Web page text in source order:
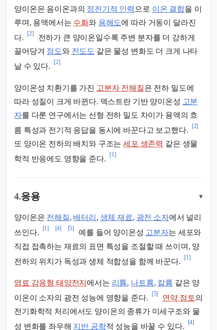
양이온은 음이온과의 정전기적 인력 으로 이온 결합을 이
루며, 용액에서는 수화와 용해도에 따라 거동이 달라진
다.
[2]
전하가 큰 양이온일수록 주변 분자를 더 강하게
끌어당겨 점도와 전도도 같은 물성 변화도 더 크게 나타
날 수 있다.
[2]
양이온성 치환기를 가진 고분자 전해질은 전하 밀도에
따라 성질이 크게 바뀐다. 덱스트란 기반 양이온성 고분
자를 다룬 연구에서는 선형 전하 밀도 차이가 용액의 흐
름 특성과 전기적 응답을 동시에 바꾼다고 보고했다.
[2]
또 양이온 전하의 배치와 구조는세포 생존력 같은 생물
학적 반응에도 영향을 준다.
[1]
4.응용 ▾
양이온은 전해질, 배터리 , 생체 재료, 광전 소자에서 널리
쓰인다.
[1] [4] [5]
예를 들어 양이온성 고분자는 세포와
직접 접촉하는 재료의 표면 특성을 조절할 때 쓰이며, 양
전하의 위치가 독성과 생체 적합성을 함께 바꾼다.
[1]
염료 감응형 태양전지 에서는 리튬, 나트륨, 칼륨 같은 양
이온이 소자의 광전 성능에 영향을 준다.
[5]
연약 점토의
전기화학적 처리에서도 양이온의 종류가 미세구조와 물
성 변화를 좌우해 지반 공학적 성능을 바꿀 수 있다.
[4]